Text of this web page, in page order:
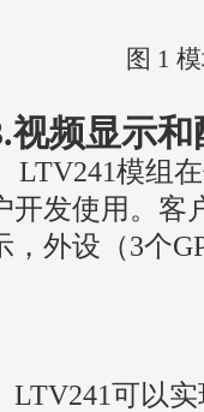
图 1
视频显示和
LTV241模组
开发使用。客
，外设（3个
LTV241可以实